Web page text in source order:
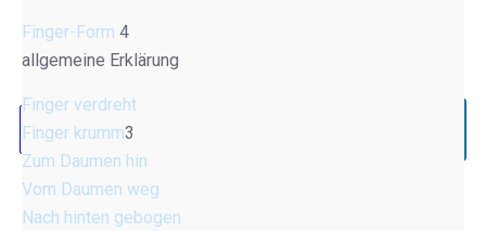
Finger-Form 4
allgemeine Erklärung
Finger verdreht
Finger krumm3
Zum Daumen hin
Vom Daumen weg
Nach hinten gebogen